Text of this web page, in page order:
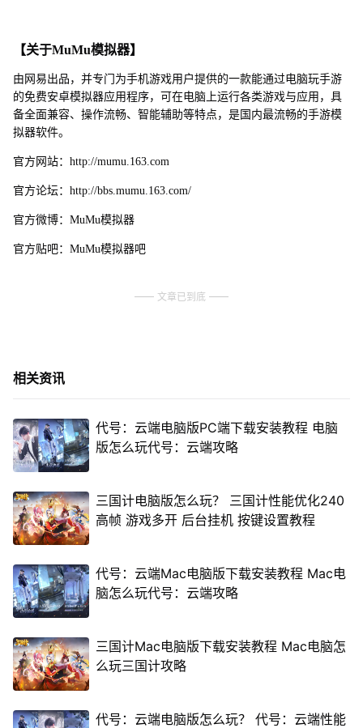
【关于MuMu模拟器】
由网易出品，并专门为手机游戏用户提供的一款能通过电脑玩手游
的免费安卓模拟器应用程序，可在电脑上运行各类游戏与应用，具
备全面兼容、操作流畅、智能辅助等特点，是国内最流畅的手游模
拟器软件。
官方网站：http://mumu.163.com
官方论坛：http://bbs.mumu.163.com/
官方微博：MuMu模拟器
官方贴吧：MuMu模拟器吧
文章已到底
相关资讯
代号：云端电脑版PC端下载安装教程 电脑
版怎么玩代号：云端攻略
三国计电脑版怎么玩？ 三国计性能优化240
高帧 游戏多开 后台挂机 按键设置教程
代号：云端Mac电脑版下载安装教程 Mac电
脑怎么玩代号：云端攻略
三国计Mac电脑版下载安装教程 Mac电脑怎
么玩三国计攻略
代号：云端电脑版怎么玩？ 代号：云端性能